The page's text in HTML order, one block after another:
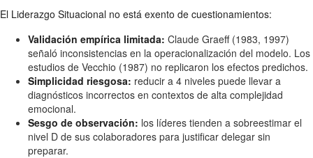
El Liderazgo Situacional no está exento de cuestionamientos:
Validación empírica limitada: Claude Graeff (1983, 1997)
señaló inconsistencias en la operacionalización del modelo. Los
estudios de Vecchio (1987) no replicaron los efectos predichos.
Simplicidad riesgosa: reducir a 4 niveles puede llevar a
diagnósticos incorrectos en contextos de alta complejidad
emocional.
Sesgo de observación: los líderes tienden a sobreestimar el
nivel D de sus colaboradores para justificar delegar sin
preparar.